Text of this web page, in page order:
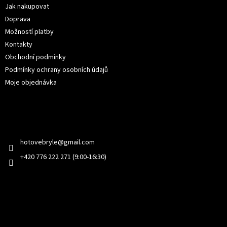
Jak nakupovat
Doprava
Možností platby
Kontakty
Obchodní podmínky
Podmínky ochrany osobních údajů
Moje objednávka
hotovebryle@gmail.com
+420 776 222 271 (9:00-16:30)